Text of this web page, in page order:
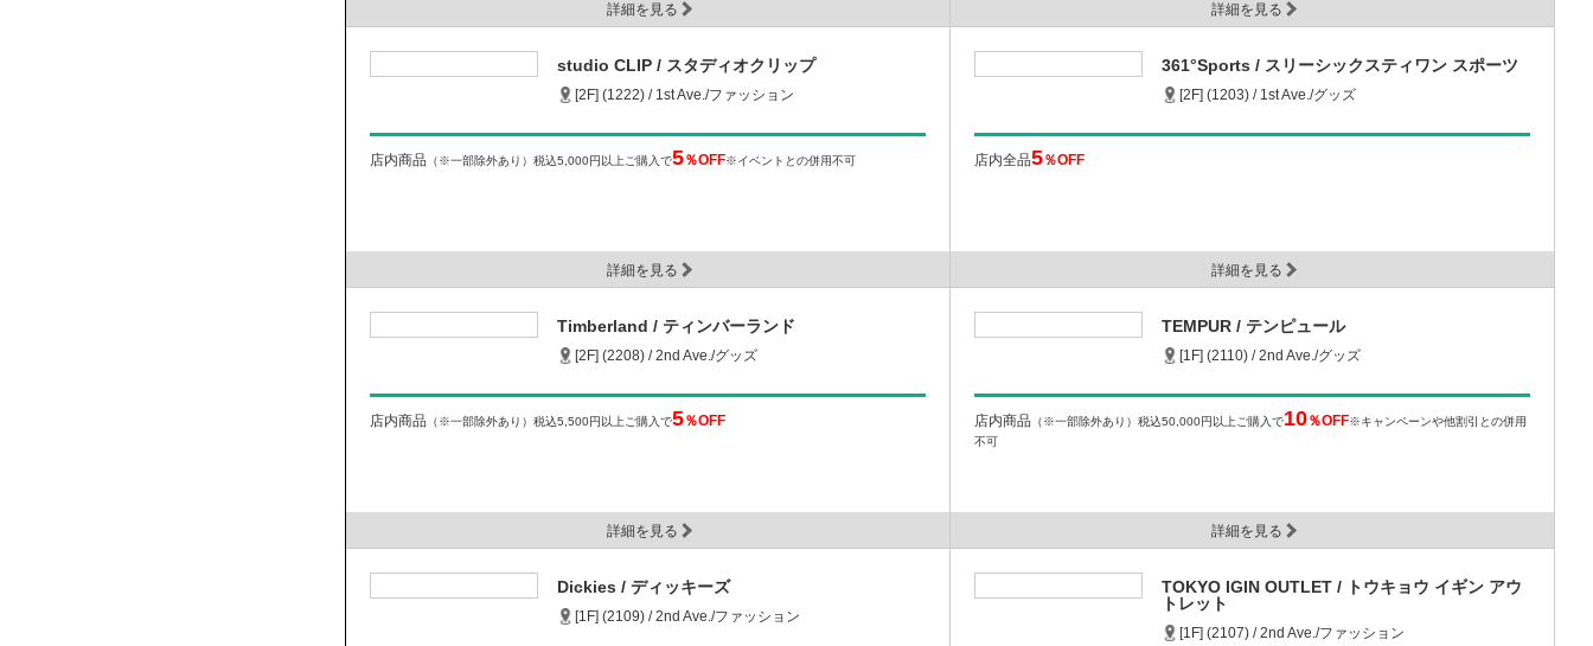
詳細を見る 詳細を見る
studio CLIP / スタディオクリップ
[2F] (1222) / 1st Ave./ファッション
店内商品 （※一部除外あり） 税込5,000円以上ご購入で5％OFF※イベントとの併用不可
詳細を見る
361°Sports / スリーシックスティワン スポーツ
[2F] (1203) / 1st Ave./グッズ
店内全品5％OFF
詳細を見る
Timberland / ティンバーランド
[2F] (2208) / 2nd Ave./グッズ
店内商品 （※一部除外あり） 税込5,500円以上ご購入で5％OFF
詳細を見る
TEMPUR / テンピュール
[1F] (2110) / 2nd Ave./グッズ
店内商品 （※一部除外あり） 税込50,000円以上ご購入で10％OFF※キャンペーンや他割引との併用
不可
詳細を見る
Dickies / ディッキーズ
[1F] (2109) / 2nd Ave./ファッション
TOKYO IGIN OUTLET / トウキョウ イギン アウ
トレット
[1F] (2107) / 2nd Ave./ファッション